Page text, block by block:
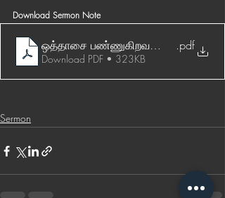
Download Sermon Note
ஒத்தாசை பண்ணுகிறவனாயிரு Sermon
.pdf
Download PDF • 323KB
Sermon